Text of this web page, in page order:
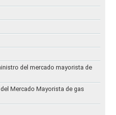
del mercado mayorista de
Mercado Mayorista de gas